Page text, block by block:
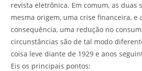
revista eletrônica. Em comum, as duas
mesma origem, uma crise financeira, e
consequência, uma redução no
circunstâncias são de tal modo
coisa leve diante de 1929 e anos
Eis os principais pontos: